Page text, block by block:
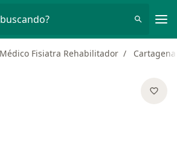
Médico Fisiatra Rehabilitador Cartagena